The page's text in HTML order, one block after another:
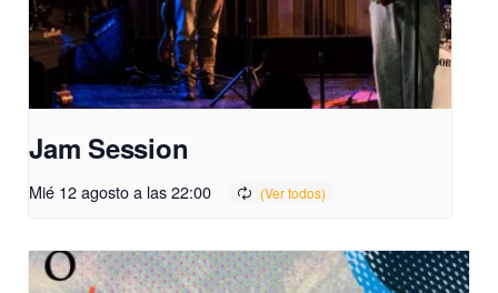
Jam Session
Mié 12 agosto a las 22:00